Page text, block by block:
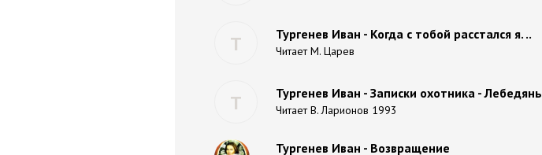
Т Тургенев Иван - Когда с тобой расстался я. ..
Читает М. Царев
Т Тургенев Иван - Записки охотника - Лебедянь
Читает В. Ларионов 1993
Тургенев Иван - Возвращение